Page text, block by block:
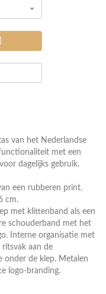
van het Nederlandse
met een
dagelijks gebruik.
een rubberen print.
cm.
met klittenband als een
schouderband met het
Interne organisatie met
aan de
onder de klep. Metalen
logo-branding.